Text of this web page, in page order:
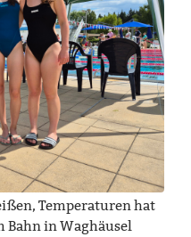
Temperaturen hat
Bahn in Waghäusel